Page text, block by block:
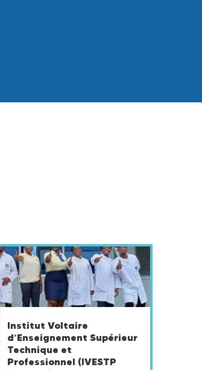
Institut Voltaire
d’Enseignement Supérieur
Technique et
Professionnel (IVESTP